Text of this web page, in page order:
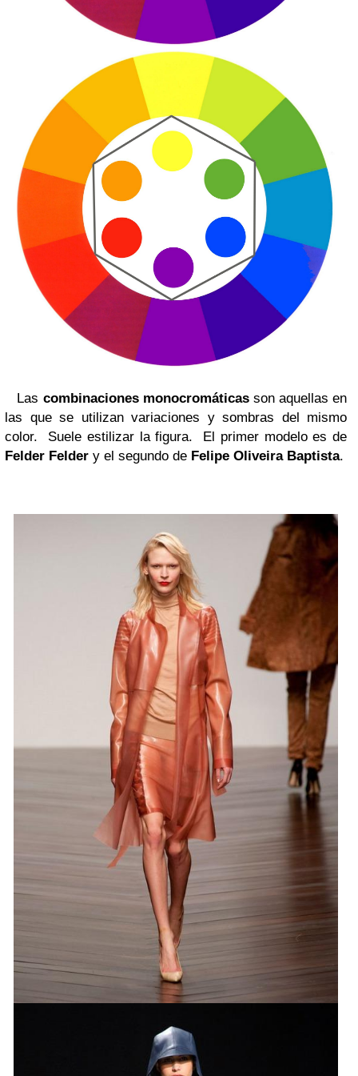
Las combinaciones monocromáticasson aquellas en
las que se utilizan variaciones y sombras del mismo
color. Suele estilizar la figura.
El primer modelo es de
Felder Felder y el segundo de Felipe Oliveira Baptista.